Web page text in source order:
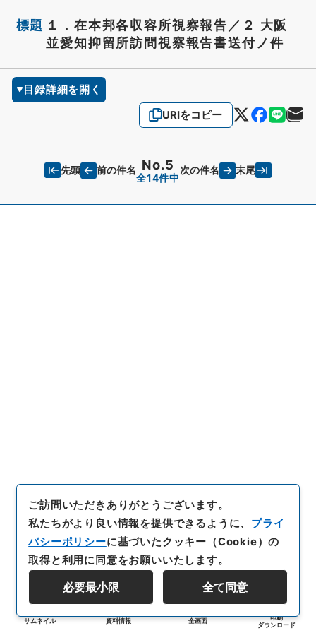
標題 １．在本邦各収容所視察報告／２ 大阪
並愛知抑留所訪問視察報告書送付ノ件
目録詳細を開く
URIをコピー
先頭 前の件名 No.5
全14件中
次の件名 末尾
サムネイル 資料情報 全画面
印刷
ダウンロード
ご訪問いただきありがとうございます。
私たちがより良い情報を提供できるように、 プライ
バシーポリシーに基づいたクッキー（Cookie）の
取得と利用に同意をお願いいたします。
必要最小限 全て同意